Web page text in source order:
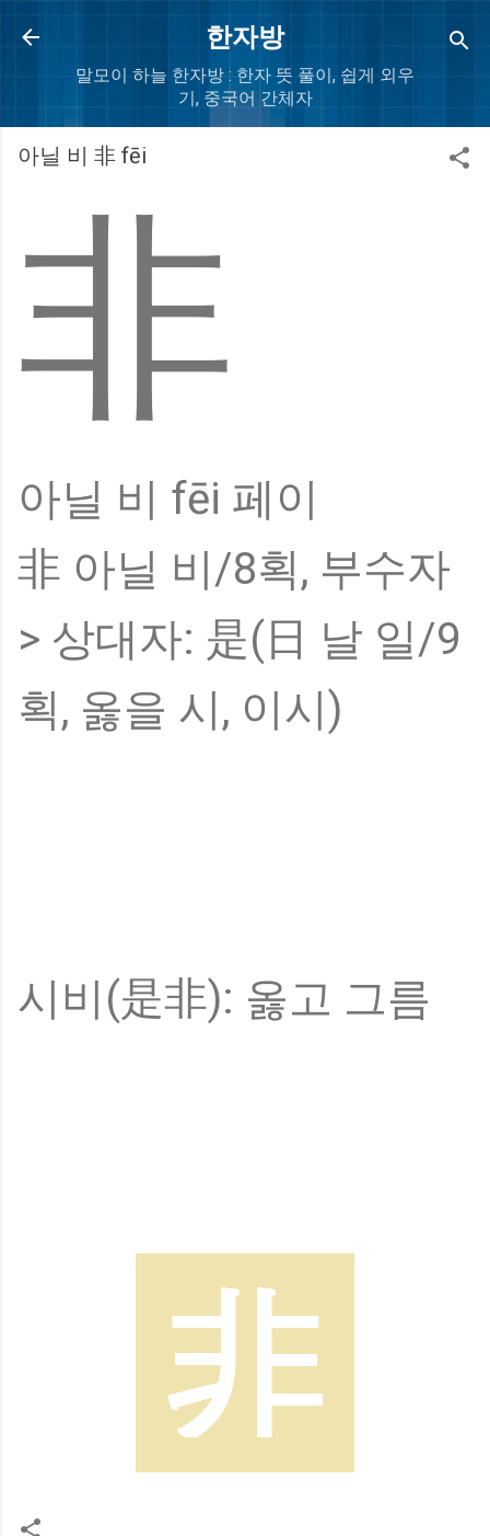
Skip to main content
한자방
말모이 하늘 한자방 : 한자 뜻 풀이, 쉽게 외우
기, 중국어 간체자
아닐 비 非 fēi
非
아닐 비 fēi 페이
非 아닐 비/8획, 부수자
> 상대자: 是(日 날 일/9
획, 옳을 시, 이시)
시비(是非): 옳고 그름